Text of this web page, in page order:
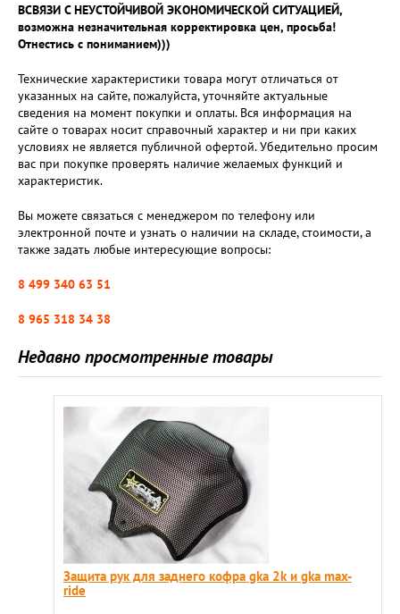
ВСВЯЗИ С НЕУСТОЙЧИВОЙ ЭКОНОМИЧЕСКОЙ СИТУАЦИЕЙ,
возможна незначительная корректировка цен, просьба!
Отнестись с пониманием)))
Технические характеристики товара могут отличаться от
указанных на сайте, пожалуйста, уточняйте актуальные
сведения на момент покупки и оплаты. Вся информация на
сайте о товарах носит справочный характер и ни при каких
условиях не является публичной офертой. Убедительно просим
вас при покупке проверять наличие желаемых функций и
характеристик.
Вы можете связаться с менеджером по телефону или
электронной почте и узнать о наличии на складе, стоимости, а
также задать любые интересующие вопросы:
8 499 340 63 51
8 965 318 34 38
Недавно просмотренные товары
Защита рук для заднего кофра gka 2k и gka max-
ride